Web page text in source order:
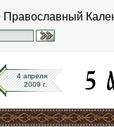
Православный
4 апреля
2009 г.